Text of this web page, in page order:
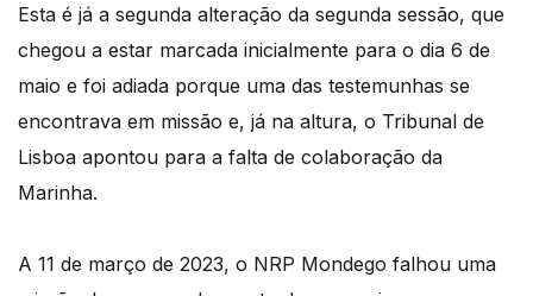
Esta é já a segunda alteração da segunda sessão, que
chegou a estar marcada inicialmente para o dia 6 de
maio e foi adiada porque uma das testemunhas se
encontrava em missão e, já na altura, o Tribunal de
Lisboa apontou para a falta de colaboração da
Marinha.
A 11 de março de 2023, o NRP Mondego falhou uma